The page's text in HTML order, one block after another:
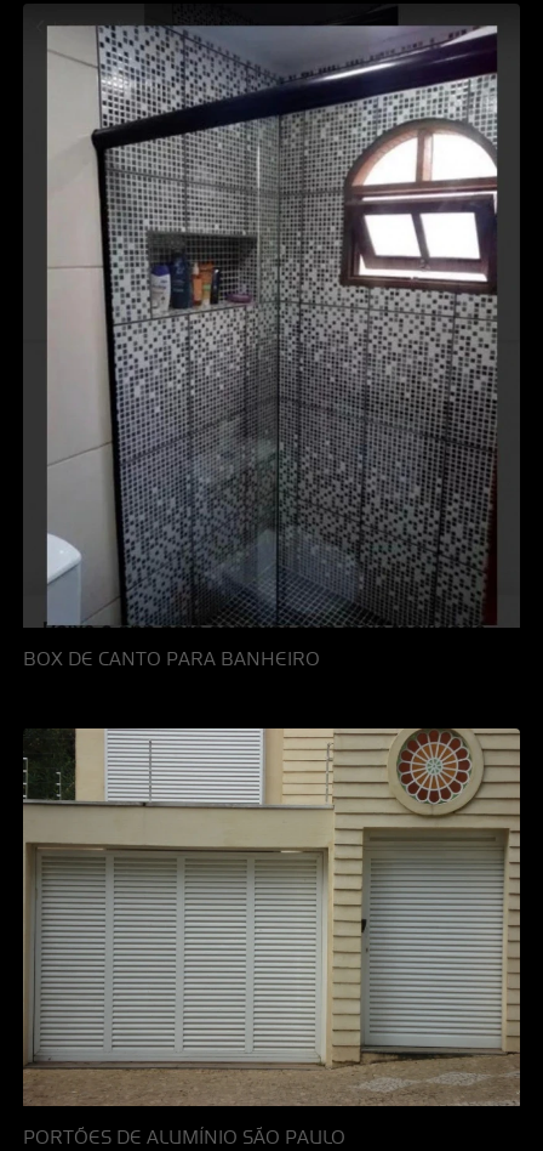
BOX DE CANTO PARA BANHEIRO
PORTÕES DE ALUMÍNIO SÃO PAULO